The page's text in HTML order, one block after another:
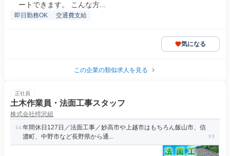
ートできます。 こんな方...
即日勤務OK 交通費支給
気になる
この企業の類似求人を見る
正社員
土木作業員・法面工事スタッフ
株式会社樗沢組
年間休日127日／法面工事／妙高市や上越市はもちろん飯山市、信
濃町、中野市など長野県から通...